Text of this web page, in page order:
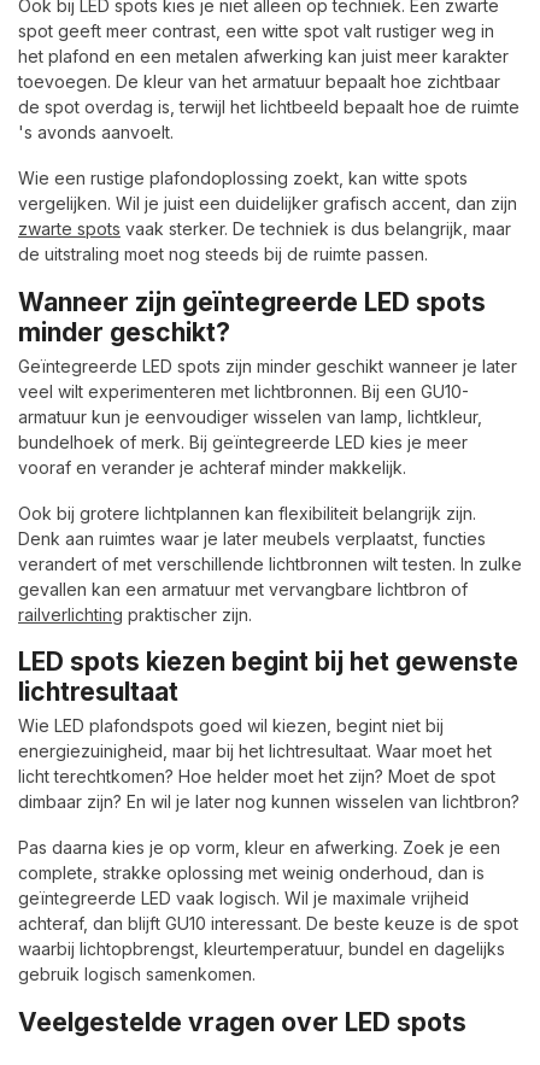
Ook bij LED spots kies je niet alleen op techniek. Een zwarte
spot geeft meer contrast, een witte spot valt rustiger weg in
het plafond en een metalen afwerking kan juist meer karakter
toevoegen. De kleur van het armatuur bepaalt hoe zichtbaar
de spot overdag is, terwijl het lichtbeeld bepaalt hoe de ruimte
's avonds aanvoelt.
Wie een rustige plafondoplossing zoekt, kan witte spots
vergelijken. Wil je juist een duidelijker grafisch accent, dan zijn
zwarte spots vaak sterker. De techniek is dus belangrijk, maar
de uitstraling moet nog steeds bij de ruimte passen.
Wanneer zijn geïntegreerde LED spots
minder geschikt?
Geïntegreerde LED spots zijn minder geschikt wanneer je later
veel wilt experimenteren met lichtbronnen. Bij een GU10-
armatuur kun je eenvoudiger wisselen van lamp, lichtkleur,
bundelhoek of merk. Bij geïntegreerde LED kies je meer
vooraf en verander je achteraf minder makkelijk.
Ook bij grotere lichtplannen kan flexibiliteit belangrijk zijn.
Denk aan ruimtes waar je later meubels verplaatst, functies
verandert of met verschillende lichtbronnen wilt testen. In zulke
gevallen kan een armatuur met vervangbare lichtbron of
railverlichting praktischer zijn.
LED spots kiezen begint bij het gewenste
lichtresultaat
Wie LED plafondspots goed wil kiezen, begint niet bij
energiezuinigheid, maar bij het lichtresultaat. Waar moet het
licht terechtkomen? Hoe helder moet het zijn? Moet de spot
dimbaar zijn? En wil je later nog kunnen wisselen van lichtbron?
Pas daarna kies je op vorm, kleur en afwerking. Zoek je een
complete, strakke oplossing met weinig onderhoud, dan is
geïntegreerde LED vaak logisch. Wil je maximale vrijheid
achteraf, dan blijft GU10 interessant. De beste keuze is de spot
waarbij lichtopbrengst, kleurtemperatuur, bundel en dagelijks
gebruik logisch samenkomen.
Veelgestelde vragen over LED spots